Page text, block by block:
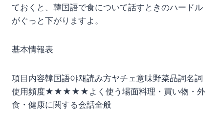
ておくと、韓国語で食について話すときのハードル
がぐっと下がりますよ。
基本情報表
項目内容韓国語야채読み方ヤチェ意味野菜品詞名詞
使用頻度★★★★★よく使う場面料理・買い物・外
食・健康に関する会話全般